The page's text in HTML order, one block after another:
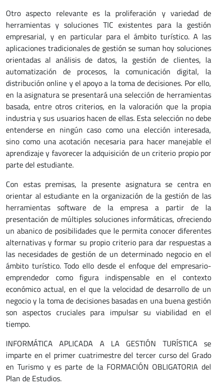
Otro aspecto relevante es la proliferación y variedad de
herramientas y soluciones TIC existentes para la gestión
empresarial, y en particular para el ámbito turístico. A las
aplicaciones tradicionales de gestión se suman hoy soluciones
orientadas al análisis de datos, la gestión de clientes, la
automatización de procesos, la comunicación digital, la
distribución online y el apoyo a la toma de decisiones. Por ello,
en la asignatura se presentará una selección de herramientas
basada, entre otros criterios, en la valoración que la propia
industria y sus usuarios hacen de ellas. Esta selección no debe
entenderse en ningún caso como una elección interesada,
sino como una acotación necesaria para hacer manejable el
aprendizaje y favorecer la adquisición de un criterio propio por
parte del estudiante.
Con estas premisas, la presente asignatura se centra en
orientar al estudiante en la organización de la gestión de las
herramientas software de la empresa a partir de la
presentación de múltiples soluciones informáticas, ofreciendo
un abanico de posibilidades que le permita conocer diferentes
alternativas y formar su propio criterio para dar respuestas a
las necesidades de gestión de un determinado negocio en el
ámbito turístico. Todo ello desde el enfoque del empresario-
emprendedor como figura indispensable en el contexto
económico actual, en el que la velocidad de desarrollo de un
negocio y la toma de decisiones basadas en una buena gestión
son aspectos cruciales para impulsar su viabilidad en el
tiempo.
INFORMÁTICA APLICADA A LA GESTIÓN TURÍSTICA se
imparte en el primer cuatrimestre del tercer curso del Grado
en Turismo y es parte de la FORMACIÓN OBLIGATORIA del
Plan de Estudios.